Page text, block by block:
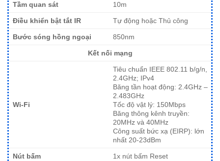
Tầm quan sát 10m
Điều khiển bật tắt IR Tự động hoặc Thủ công
Bước sóng hồng ngoại 850nm
Kết nối mạng
Wi-Fi
Tiêu chuẩn IEEE 802.11 b/g/n,
2.4GHz; IPv4
Băng tần hoạt động: 2.4GHz –
2.483GHz
Tốc độ vật lý: 150Mbps
Băng thông kênh truyền:
20MHz và 40MHz
Công suất bức xạ (EIRP): lớn
nhất 20-23dBm
Nút bấm 1x nút bấm Reset